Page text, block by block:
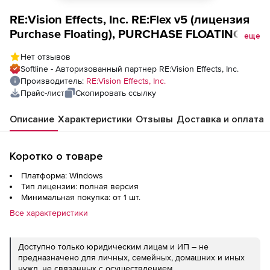
RE:Vision Effects, Inc. RE:Flex v5 (лицензия
Purchase Floating), PURCHASE FLOATING
еще
Нет отзывов
Softline - Авторизованный партнер RE:Vision Effects, Inc.
Производитель: RE:Vision Effects, Inc.
Прайс-лист
Скопировать ссылку
Описание Характеристики Отзывы Доставка и оплата
Коротко о товаре
Платформа: Windows
Тип лицензии: полная версия
Минимальная покупка: от 1 шт.
Все характеристики
Доступно только юридическим лицам и ИП – не
предназначено для личных, семейных, домашних и иных
нужд, не связанных с осуществлением